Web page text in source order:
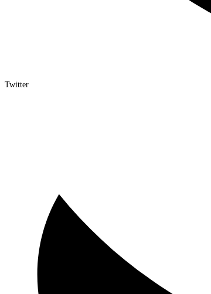
Twitter